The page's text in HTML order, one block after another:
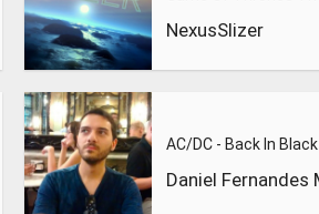
NexusSlizer
AC/DC - Back In Black